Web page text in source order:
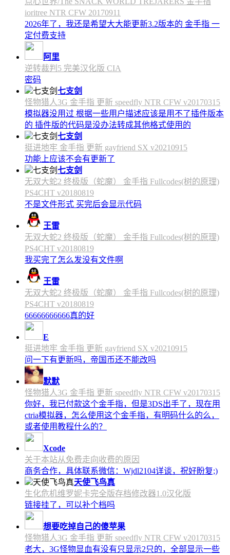
ioritree NTR CFW 20170911
2026年了，我还是希望大大能更新3.2版本的 金手指 一
定付费支持
阿里
逆转裁判5 完美汉化版 CIA
密码
七支剑
怪物猎人3G 金手指 更新 speedfly NTR CFW v20170315
模拟器没用过 根据一些用户描述应该是用不了插件版本
的 插件版的代码是没办法转成其他格式使用的
七支剑
挺进地牢 金手指 更新 gayfriend SX v20210915
功能上应该不会有更新了
七支剑
无双大蛇2 终极版（蛇魔） 金手指 Fullcodes(树的原理)
PS4CHT v20180819
不是文件形式 买完后会显示代码
王雷
无双大蛇2 终极版（蛇魔） 金手指 Fullcodes(树的原理)
PS4CHT v20180819
我买完了怎么发没有文件啊
王雷
无双大蛇2 终极版（蛇魔） 金手指 Fullcodes(树的原理)
PS4CHT v20180819
66666666666真的好
E
挺进地牢 金手指 更新 gayfriend SX v20210915
问一下有更新吗，帝国币还不能改吗
默默
怪物猎人3G 金手指 更新 speedfly NTR CFW v20170315
你好，我已付款这个金手指，但是3DS出手了，现在用
ctria模拟器，怎么使用这个金手指，有明码什么的么，
或者使用教程什么的？
Xcode
关于本站从免费走向收费的原因
商务合作，具体联系微信：Wjdl2104详谈，祝好盼复;)
天使飞鸟真
生化危机维罗妮卡完全版存档修改器1.0汉化版
链接挂了，可以补个档吗
想要吃掉自己的傻苹果
怪物猎人3G 金手指 更新 speedfly NTR CFW v20170315
老大，3G怪物显血有没有只显示2只的，全部显示一些